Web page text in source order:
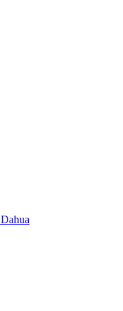
פתיחת קריאת שירות מצלמות Dahua